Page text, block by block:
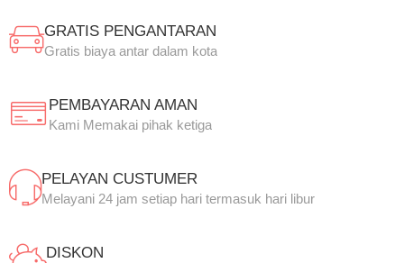
GRATIS PENGANTARAN
Gratis biaya antar dalam kota
PEMBAYARAN AMAN
Kami Memakai pihak ketiga
PELAYAN CUSTUMER
Melayani 24 jam setiap hari termasuk hari libur
DISKON